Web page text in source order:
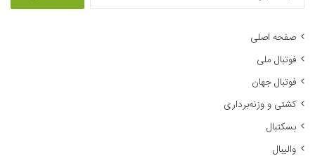
صفحه اصلی
فوتبال ملی
فوتبال جهان
کشتی و وزنه‌برداری
بسکتبال
والیبال